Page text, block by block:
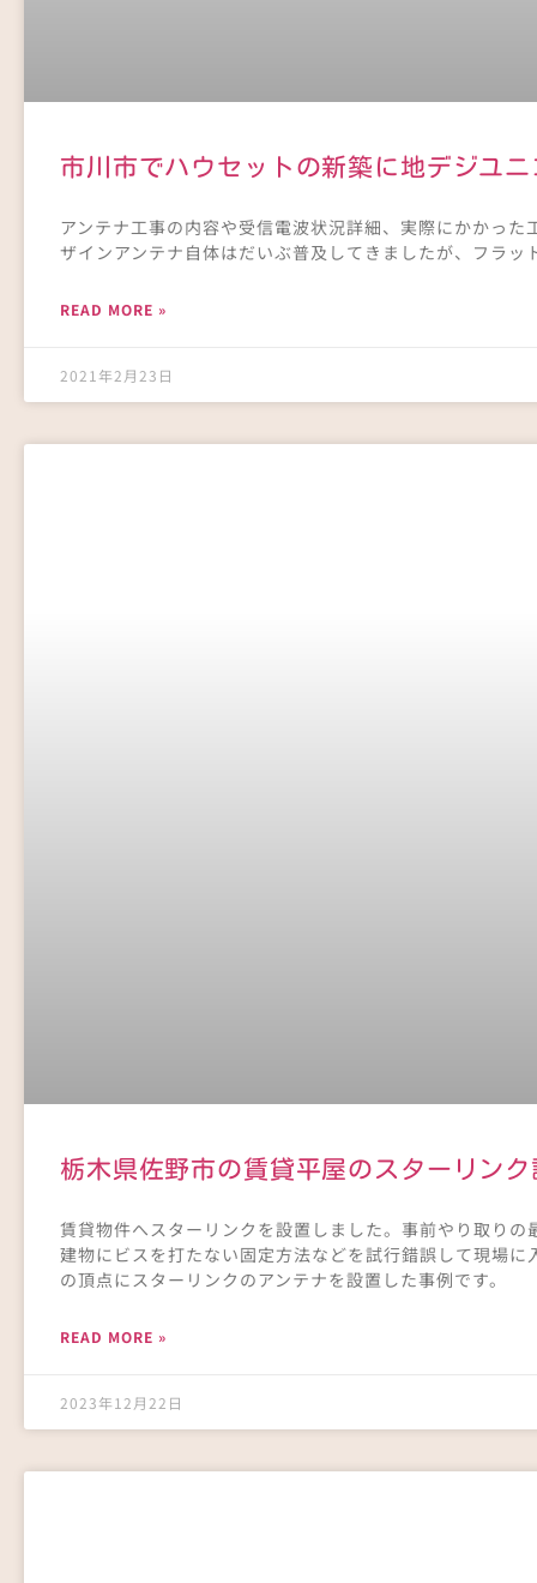
市川市でハウセットの新築に地デジユ
アンテナ工事の内容や受信電波状況詳細、実際にかかっ
ザインアンテナ自体はだいぶ普及してきましたが、フラッ
READ MORE »
2021年2月23日
栃木県佐野市の賃貸平屋のスターリン
賃貸物件へスターリンクを設置しました。事前やり取り
建物にビスを打たない固定方法などを試行錯誤して現場
の頂点にスターリンクのアンテナを設置した事例です。
READ MORE »
2023年12月22日